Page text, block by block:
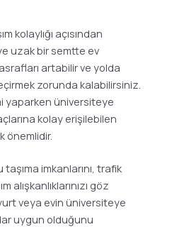
kolaylığı açısından
uzak bir semtte ev
artabilir ve yolda
zorunda kalabilirsiniz.
yaparken üniversiteye
kolay erişilebilen
önemlidir.
imkanlarını, trafik
alışkanlıklarınızı göz
veya evin üniversiteye
uygun olduğunu